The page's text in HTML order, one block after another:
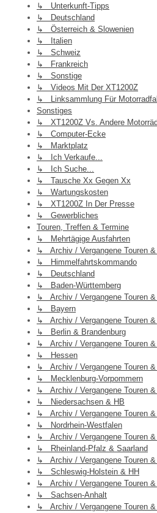
↳ Unterkunft-Tipps
↳ Deutschland
↳ Österreich & Slowenien
↳ Italien
↳ Schweiz
↳ Frankreich
↳ Sonstige
↳ Videos Mit Der XT1200Z
↳ Linksammlung Für
Sonstiges
↳ XT1200Z Vs. Andere
↳ Computer-Ecke
↳ Marktplatz
↳ Ich Verkaufe...
↳ Ich Suche...
↳ Tausche Xx Gegen Xx
↳ Wartungskosten
↳ XT1200Z In Der Presse
↳ Gewerbliches
Touren, Treffen & Termine
↳ Mehrtägige Ausfahrten
↳ Archiv / Vergangene Touren &
↳ Himmelfahrtskommando
↳ Deutschland
↳ Baden-Württemberg
↳ Archiv / Vergangene Touren &
↳ Bayern
↳ Archiv / Vergangene Touren &
↳ Berlin & Brandenburg
↳ Archiv / Vergangene Touren &
↳ Hessen
↳ Archiv / Vergangene Touren &
↳ Mecklenburg-Vorpommern
↳ Archiv / Vergangene Touren &
↳ Niedersachsen & HB
↳ Archiv / Vergangene Touren &
↳ Nordrhein-Westfalen
↳ Archiv / Vergangene Touren &
↳ Rheinland-Pfalz & Saarland
↳ Archiv / Vergangene Touren &
↳ Schleswig-Holstein & HH
↳ Archiv / Vergangene Touren &
↳ Sachsen-Anhalt
↳ Archiv / Vergangene Touren &